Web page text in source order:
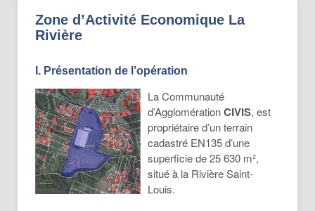
Zone d’Activité Economique La
Rivière
I. Présentation de l’opération
La Communauté
d’AgglomérationCIVIS, est
propriétaire d’un terrain
cadastré EN135 d’une
superficie de 25 630 m²,
situé à la Rivière Saint-
Louis.